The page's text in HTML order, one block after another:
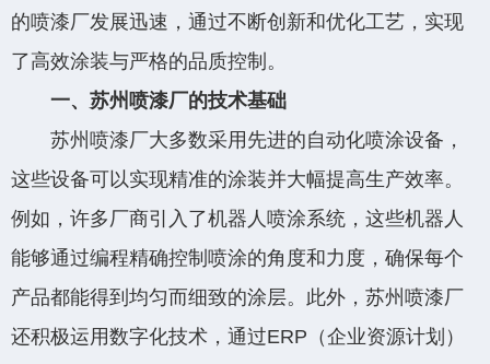
的喷漆厂发展迅速，通过不断创新和优化工艺，实现
了高效涂装与严格的品质控制。
一、苏州喷漆厂的技术基础
苏州喷漆厂大多数采用先进的自动化喷涂设备，
这些设备可以实现精准的涂装并大幅提高生产效率。
例如，许多厂商引入了机器人喷涂系统，这些机器人
能够通过编程精确控制喷涂的角度和力度，确保每个
产品都能得到均匀而细致的涂层。此外，苏州喷漆厂
还积极运用数字化技术，通过ERP（企业资源计划）